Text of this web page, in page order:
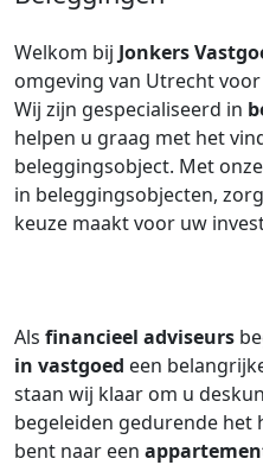
Welkom bij Jonkers
omgeving van Utrecht
Wij zijn gespecialiseerd in
helpen u graag met het
beleggingsobject. Met
in beleggingsobjecten,
keuze maakt voor uw
Als financieel adviseurs
in vastgoed een
staan wij klaar om u
begeleiden gedurende het
bent naar een